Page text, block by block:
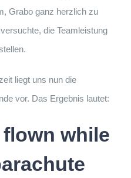
Grabo ganz herzlich zu
die Teamleistung
liegt uns nun die
vor. Das Ergebnis lautet:
while